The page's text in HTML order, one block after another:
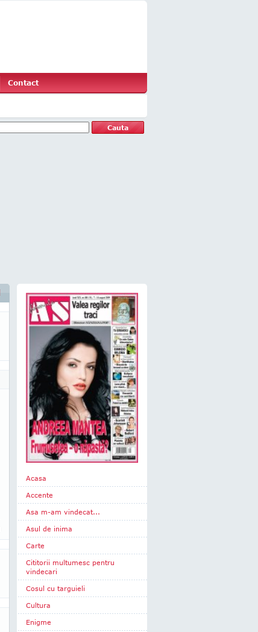
Contact
Acasa
Accente
Asa m-am vindecat...
Asul de inima
Carte
Cititorii multumesc pentru
vindecari
Cosul cu targuieli
Cultura
Enigme